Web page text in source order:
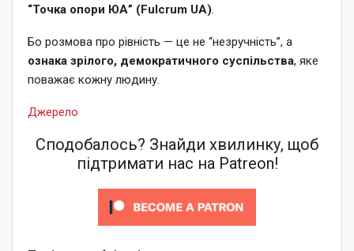
“Точка опори ЮА” (Fulcrum UA).
Бо розмова про рівність — це не “незручність”, а
ознака зрілого, демократичного суспільства, яке
поважає кожну людину.
Джерело
Сподобалось? Знайди хвилинку, щоб
підтримати нас на Patreon!